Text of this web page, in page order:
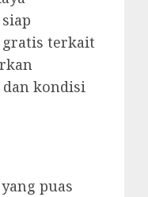
terkait
kondisi
puas